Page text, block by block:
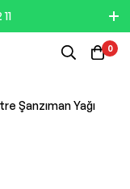
0
Şanzıman Yağı